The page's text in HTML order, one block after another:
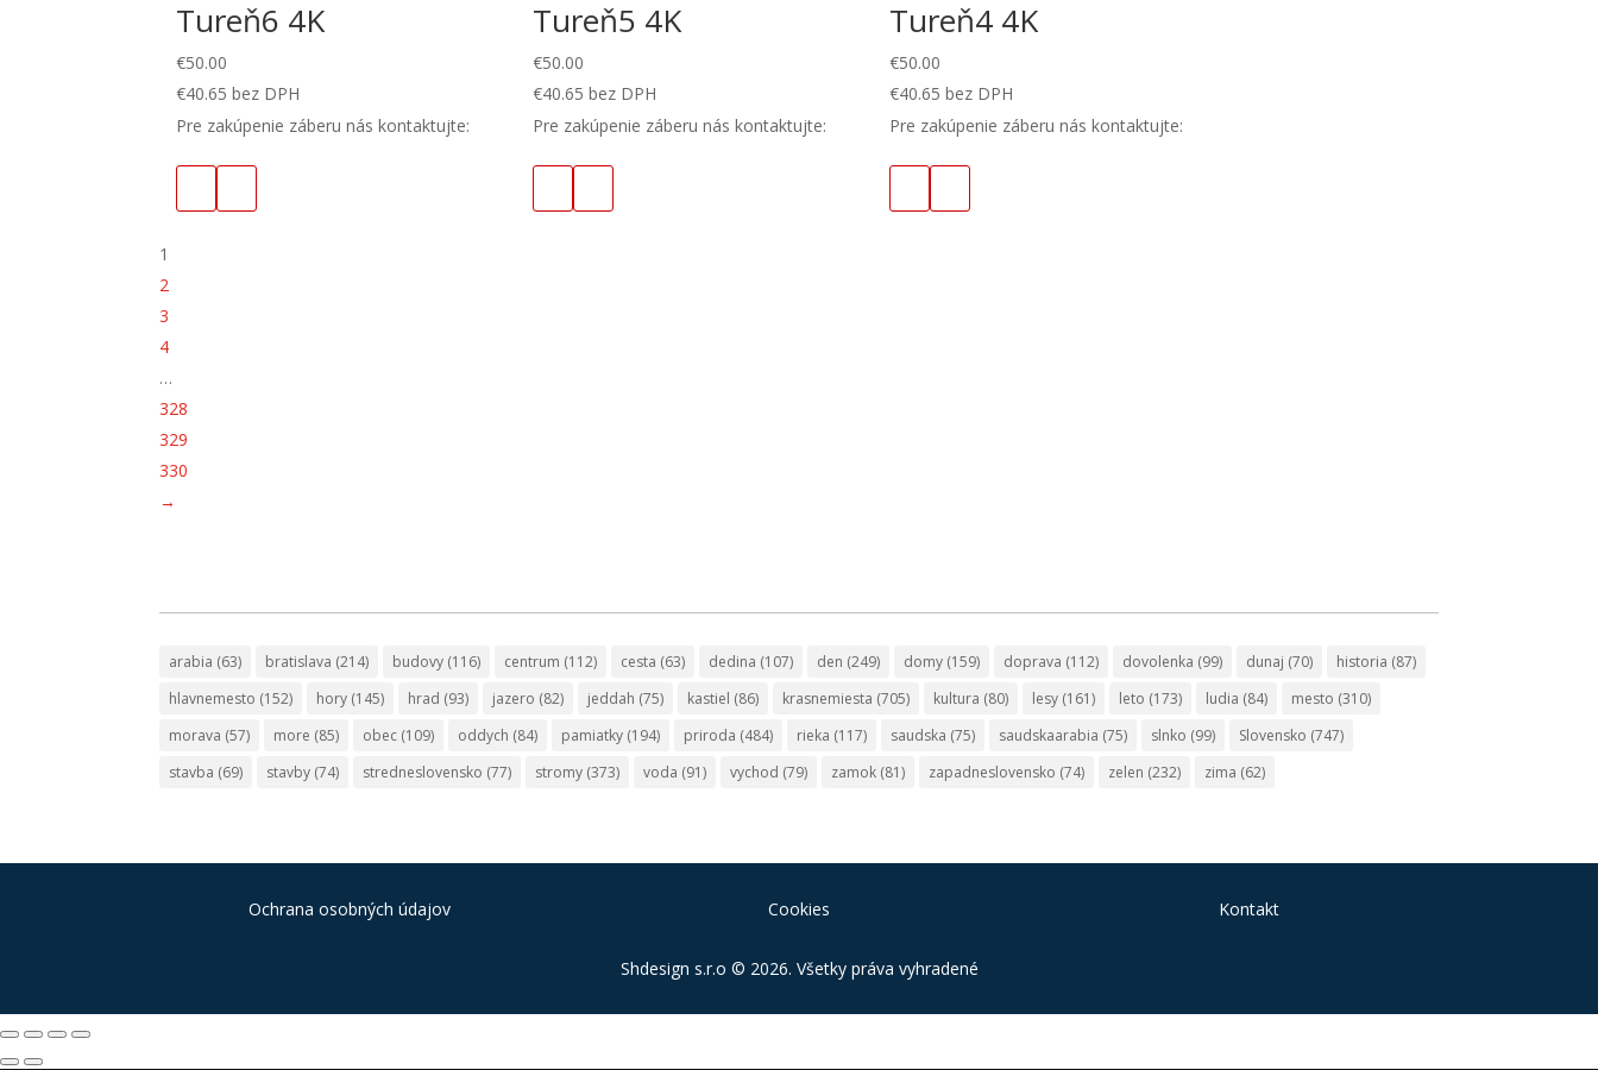
Tureň6 4K
€50.00
€40.65 bez DPH
Pre zakúpenie záberu nás kontaktujte:
Tureň5 4K
€50.00
€40.65 bez DPH
Pre zakúpenie záberu nás kontaktujte:
Tureň4 4K
€50.00
€40.65 bez DPH
Pre zakúpenie záberu nás kontaktujte:
1
2
3
4
…
328
329
330
→
arabia (63) bratislava (214) budovy (116) centrum (112) cesta (63) dedina (107) den (249) domy (159) doprava (112) dovolenka (99) dunaj (70) historia (87)
hlavnemesto (152) hory (145) hrad (93) jazero (82) jeddah (75) kastiel (86) krasnemiesta (705) kultura (80) lesy (161) leto (173) ludia (84) mesto (310)
morava (57) more (85) obec (109) oddych (84) pamiatky (194) priroda (484) rieka (117) saudska (75) saudskaarabia (75) slnko (99) Slovensko (747)
stavba (69) stavby (74) stredneslovensko (77) stromy (373) voda (91) vychod (79) zamok (81) zapadneslovensko (74) zelen (232) zima (62)
Ochrana osobných údajov Cookies Kontakt
Shdesign s.r.o © 2026. Všetky práva vyhradené